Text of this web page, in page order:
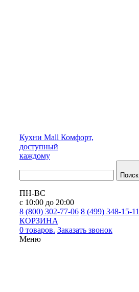
Кухни Mall Комфорт,
доступный
каждому
Поиск
ПН-ВС
с 10:00 до 20:00
8 (800) 302-77-06 8 (499) 348-15-11
КОРЗИНА
0 товаров. Заказать звонок
Меню